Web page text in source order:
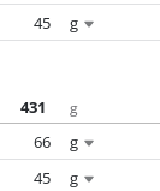
45 g
431 g
66 g
45 g